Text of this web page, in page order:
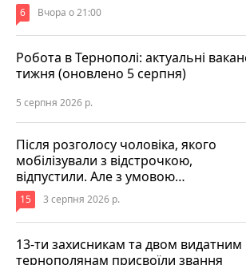
6 Вчора о 21:00
Робота в Тернополі: актуальні
тижня (оновлено 5 серпня)
5 серпня 2026 р.
Після розголосу чоловіка, якого
мобілізували з відстрочкою,
відпустили. Але з умовою…
15 3 серпня 2026 р.
13-ти захисникам та двом видатним
тернополянам присвоїли звання